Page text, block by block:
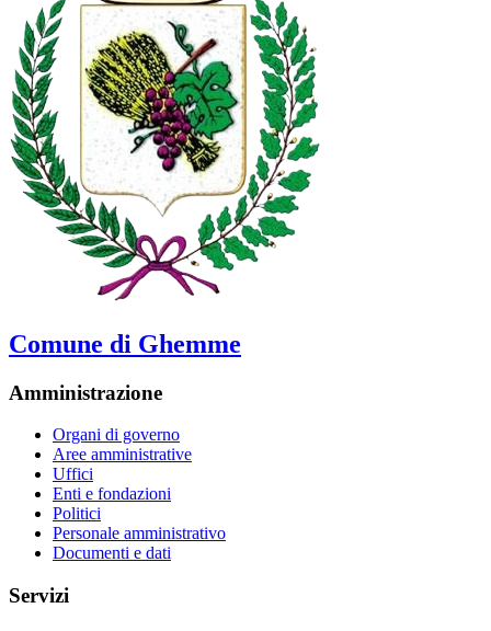
Comune di Ghemme
Amministrazione
Organi di governo
Aree amministrative
Uffici
Enti e fondazioni
Politici
Personale amministrativo
Documenti e dati
Servizi